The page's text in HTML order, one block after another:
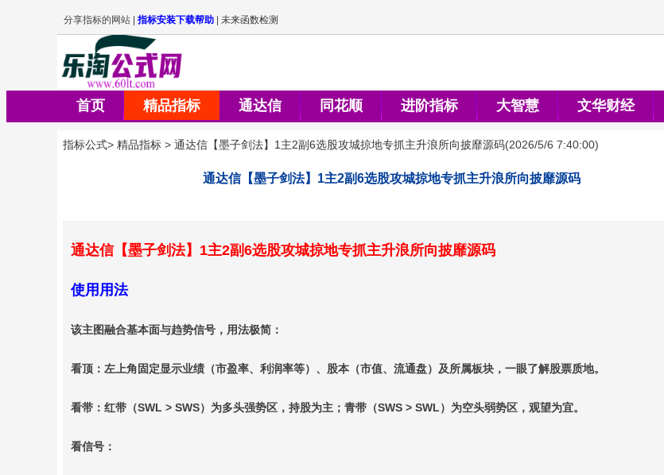
首页 精品指标 通达信 同花顺 进阶指标 大智慧 文华财经
指标公式> 精品指标 > 通达信【墨子剑法】1主2副6选股攻城掠地专抓主升浪所向披靡源码(2026/5/6 7:40:00)
通达信【墨子剑法】1主2副6选股攻城掠地专抓主升浪所向披靡源码
通达信【墨子剑法】1主2副6选股攻城掠地专抓主升浪所向披靡源码
使用用法
该主图融合基本面与趋势信号，用法极简：
看顶：左上角固定显示业绩（市盈率、利润率等）、股本（市值、流通盘）及所属板块，一眼了解股票质地。
看带：红带（SWL > SWS）为多头强势区，持股为主；青带（SWS > SWL）为空头弱势区，观望为宜。
看信号：